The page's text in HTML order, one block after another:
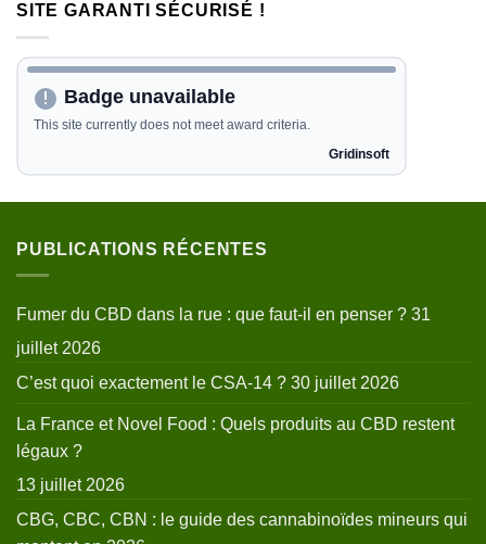
SITE GARANTI SÉCURISÉ !
PUBLICATIONS RÉCENTES
Fumer du CBD dans la rue : que faut-il en penser ? 31
juillet 2026
C’est quoi exactement le CSA-14 ? 30 juillet 2026
La France et Novel Food : Quels produits au CBD restent
légaux ?
13 juillet 2026
CBG, CBC, CBN : le guide des cannabinoïdes mineurs qui